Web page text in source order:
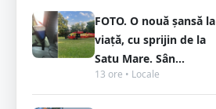
FOTO. O nouă șansă la
viață, cu sprijin de la
Satu Mare. Sân...
13 ore • Locale